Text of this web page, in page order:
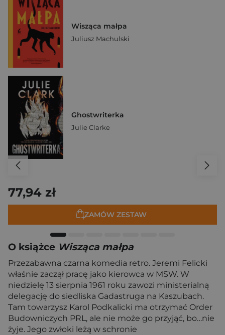
Wisząca małpa
Juliusz Machulski
Ghostwriterka
Julie Clarke
77,94 zł
ZAMÓW ZESTAW
O książce Wisząca małpa
Przezabawna czarna komedia retro. Jeremi Felicki
właśnie zaczął pracę jako kierowca w MSW. W
niedzielę 13 sierpnia 1961 roku zawozi ministerialną
delegację do siedliska Gadastruga na Kaszubach.
Tam towarzysz Karol Podkalicki ma otrzymać Order
Budowniczych PRL, ale nie może go przyjąć, bo…nie
żyje. Jego zwłoki leżą w schronie